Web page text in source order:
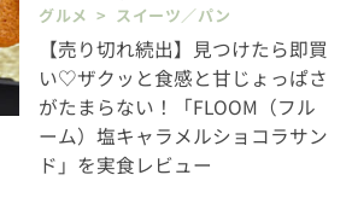
グルメ > スイーツ／パン
【売り切れ続出】見つけたら即買
い♡ザクッと食感と甘じょっぱさ
がたまらない！「FLOOM（フル
ーム）塩キャラメルショコラサン
ド」を実食レビュー